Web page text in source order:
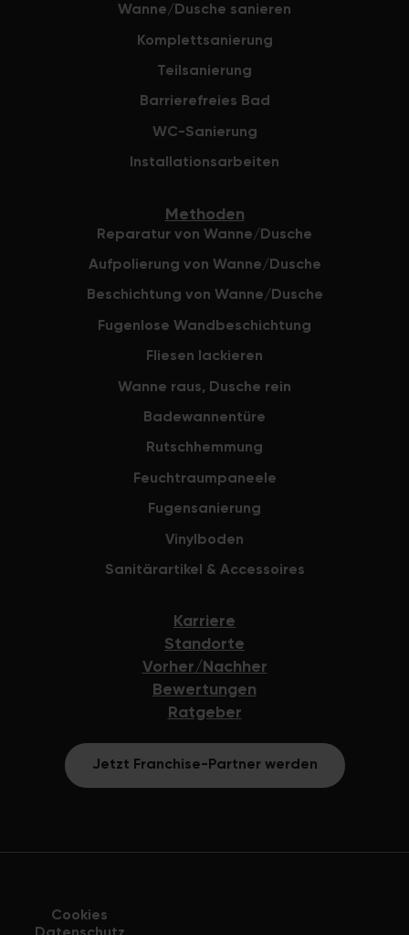
Wanne/Dusche sanieren
Komplettsanierung
Teilsanierung
Barrierefreies Bad
WC-Sanierung
Installationsarbeiten
Methoden
Reparatur von Wanne/Dusche
Aufpolierung von Wanne/Dusche
Beschichtung von Wanne/Dusche
Fugenlose Wandbeschichtung
Fliesen lackieren
Wanne raus, Dusche rein
Badewannentüre
Rutschhemmung
Feuchtraumpaneele
Fugensanierung
Vinylboden
Sanitärartikel & Accessoires
Karriere
Standorte
Vorher/Nachher
Bewertungen
Ratgeber
Jetzt Franchise-Partner werden
Cookies